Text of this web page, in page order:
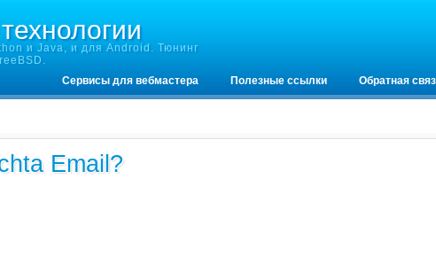
и Java, и для Android. Тюнинг
Сервисы для вебмастера
Полезные ссылки Обратная
Email?